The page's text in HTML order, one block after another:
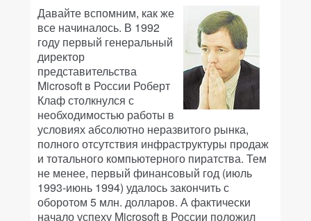
Давайте вспомним, как же
все начиналось. В 1992
году первый генеральный
директор
представительства
Microsoft в России Роберт
Клаф столкнулся с
необходимостью работы в
условиях абсолютно неразвитого рынка,
полного отсутствия инфраструктуры продаж
и тотального компьютерного пиратства. Тем
не менее, первый финансовый год (июль
1993-июнь 1994) удалось закончить с
оборотом 5 млн. долларов. А фактически
начало успеху Microsoft в России положил